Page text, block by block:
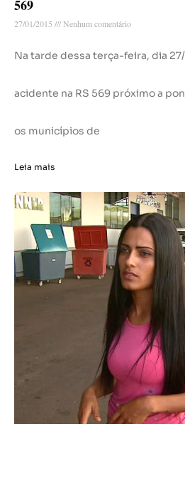
569
27/01/2015 Nenhum comentário
Na tarde dessa terça-feira, dia
acidente na RS 569 próximo a
os municípios de
Leia mais